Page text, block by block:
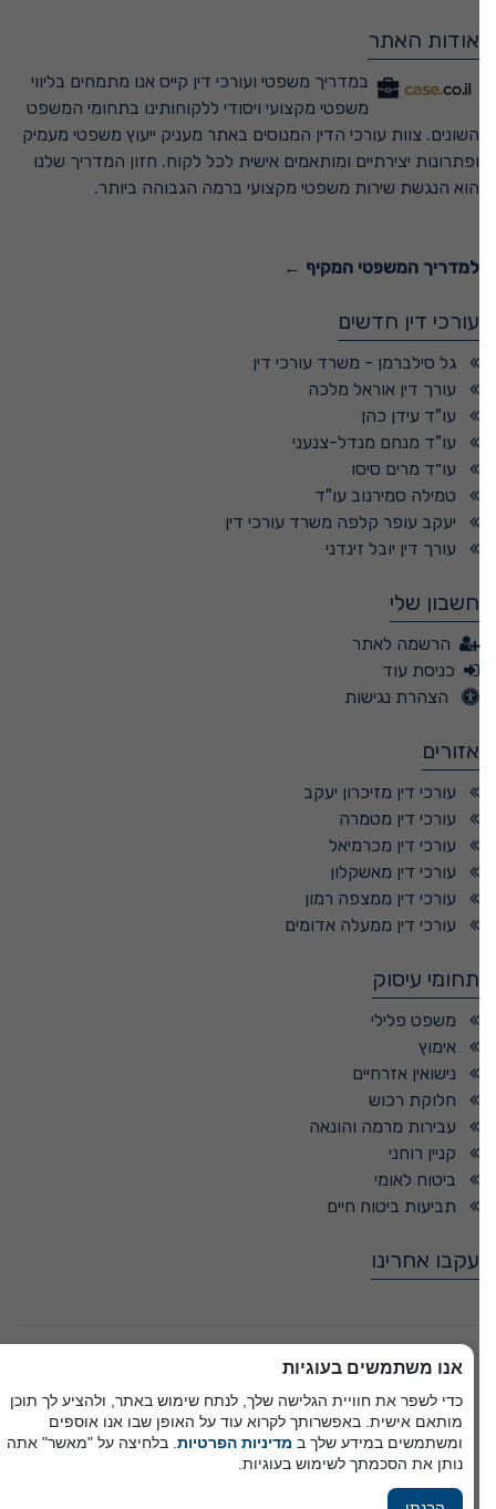
אודות האתר
במדריך משפטי ועורכי דין קייס אנו מתמחים בליווי
משפטי מקצועי ויסודי ללקוחותינו בתחומי המשפט
השונים. צוות עורכי הדין המנוסים באתר מעניק ייעוץ משפטי מעמיק
ופתרונות יצירתיים ומותאמים אישית לכל לקוח. חזון המדריך שלנו
הוא הנגשת שירות משפטי מקצועי ברמה הגבוהה ביותר.
למדריך המשפטי המקיף ←
עורכי דין חדשים
גל סילברמן - משרד עורכי דין
עורך דין אוראל מלכה
עו"ד עידן כהן
עו"ד מנחם מנדל-צנעני
עו״ד מרים סיסו
טמילה סמירנוב עו"ד
יעקב עופר קלפה משרד עורכי דין
עורך דין יובל זינדני
חשבון שלי
הרשמה לאתר
כניסת עוד
הצהרת נגישות
אזורים
עורכי דין מזיכרון יעקב
עורכי דין מטמרה
עורכי דין מכרמיאל
עורכי דין מאשקלון
עורכי דין ממצפה רמון
עורכי דין ממעלה אדומים
תחומי עיסוק
משפט פלילי
אימוץ
נישואין אזרחיים
חלוקת רכוש
עבירות מרמה והונאה
קניין רוחני
ביטוח לאומי
תביעות ביטוח חיים
עקבו אחרינו
פיתוח A&A Digital Agency
מביתאלמיר מערכות תוכנה
אנו משתמשים בעוגיות
כדי לשפר את חוויית הגלישה שלך, לנתח שימוש באתר, ולהציע לך תוכן
מותאם אישית. באפשרותך לקרוא עוד על האופן שבו אנו אוספים
ומשתמשים במידע שלך ב מדיניות הפרטיות. בלחיצה על "מאשר" אתה
נותן את הסכמתך לשימוש בעוגיות.